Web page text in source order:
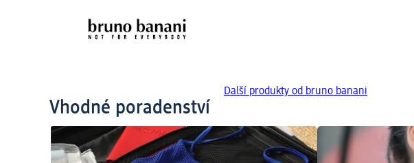
Další produkty od bruno banani
Vhodné poradenství